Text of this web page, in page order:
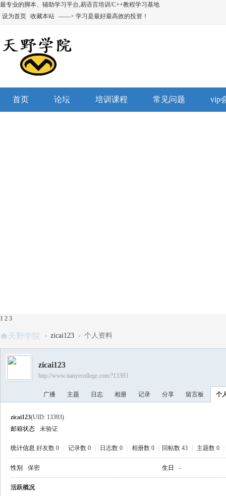
最专业的脚本、辅助学习平台,易语言培训/C++教程学习基地
设为首页 收藏本站 ——> 学习是最好最高效的投资！
首页 论坛 培训课程 常见问题 vip
1 2 3
天野学院 › zicai123 › 个人资料
zicai123
http://www.tianyecollege.com/?13393
广播 主题 日志 相册 记录 分享 留言板 个
zicai123(UID: 13393)
邮箱状态
未验证
统计信息 好友数 0 记录数 0 日志数 0 相册数 0 回帖数 43 主题数 0
性别 保密 生日 -
活跃概况